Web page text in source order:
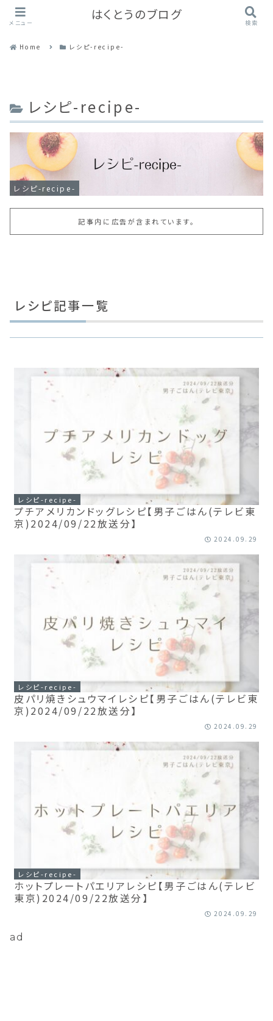
Home レシピ-recipe-
レシピ-recipe-
レシピ-recipe-
記事内に広告が含まれています。
レシピ記事一覧
レシピ-recipe-
プチアメリカンドッグレシピ【男子ごはん(テレビ東
京)2024/09/22放送分】
2024.09.29
レシピ-recipe-
皮パリ焼きシュウマイレシピ【男子ごはん(テレビ東
京)2024/09/22放送分】
2024.09.29
レシピ-recipe-
ホットプレートパエリアレシピ【男子ごはん(テレビ
東京)2024/09/22放送分】
2024.09.29
ad
メニュー
はくとうのブログ
検索